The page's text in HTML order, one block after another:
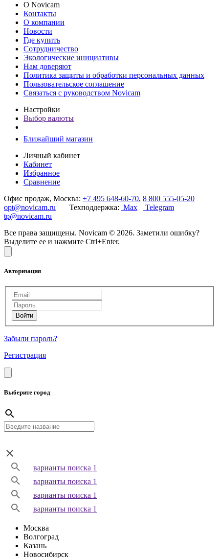
О Novicam
Контакты
О компании
Новости
Где купить
Сотрудничество
Экологические инициативы
Нам доверяют
Политика защиты и обработки персональных данных
Пользовательское соглашение
Связаться с руководством Novicam
Настройки
Выбор валюты
Ближайший магазин
Личный кабинет
Кабинет
Избранное
Сравнение
Офис продаж, Москва: +7 495 648-60-70, 8 800 555-05-20
opt@novicam.ru Техподдержка: Max
Telegram
tp@novicam.ru
Все права защищены. Novicam © 2026. Заметили ошибку?
Выделите ее и нажмите Ctrl+Enter.
Авторизация
Забыли пароль?
Регистрация
Выберите город
варианты поиска 1
варианты поиска 1
варианты поиска 1
варианты поиска 1
Москва
Волгоград
Казань
Новосибирск